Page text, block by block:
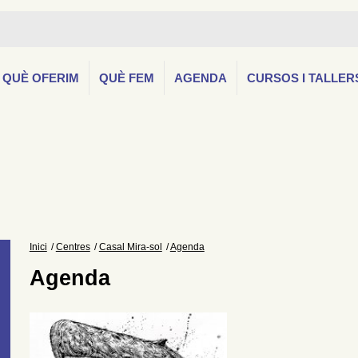
QUÈ OFERIM QUÈ FEM AGENDA CURSOS I
Inici Centres Casal Mira-sol Agenda
Agenda